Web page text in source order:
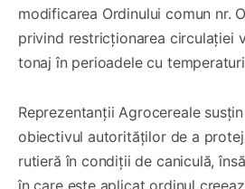
modificarea Ordinului comun nr.
privind restricționarea circulației
tonaj în perioadele cu
Reprezentanții Agrocereale
obiectivul autorităților de a
rutieră în condiții de caniculă,
în care este aplicat ordinul